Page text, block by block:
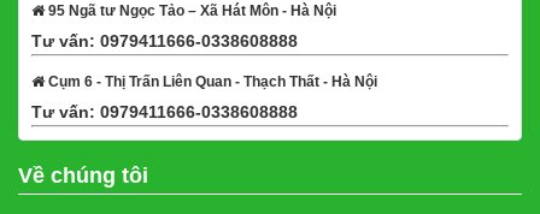
95 Ngã tư Ngọc Tảo – Xã Hát Môn - Hà Nội
Tư vấn: 0979411666-0338608888
Cụm 6 - Thị Trấn Liên Quan - Thạch Thất - Hà Nội
Tư vấn: 0979411666-0338608888
Về chúng tôi